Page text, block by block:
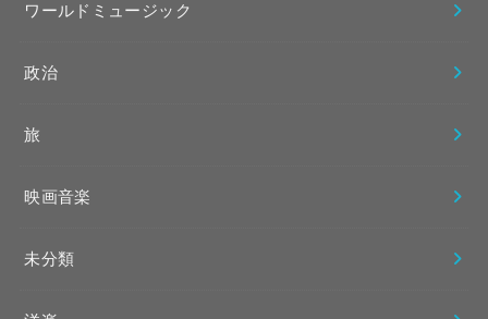
ワールドミュージック
政治
旅
映画音楽
未分類